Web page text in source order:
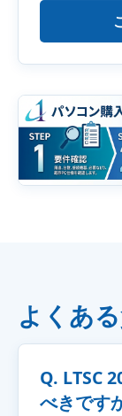
よくあ
Q. LTSC
べきです